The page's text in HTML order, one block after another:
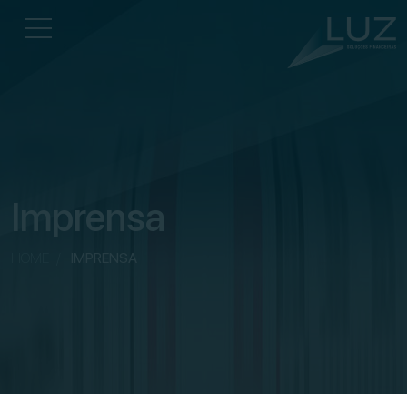
Imprensa
IMPRENSA